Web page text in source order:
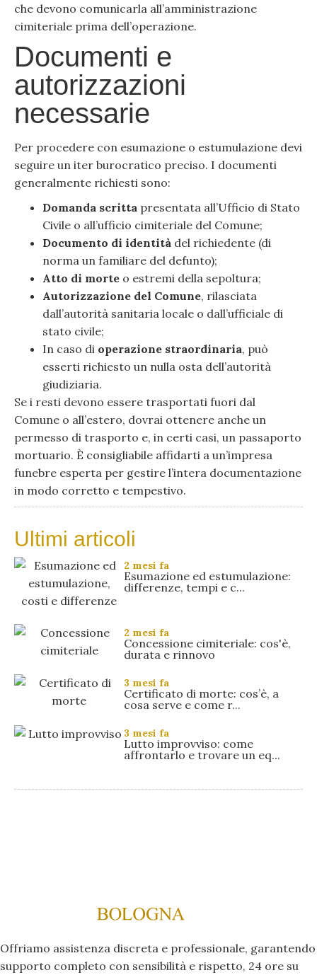
che devono comunicarla all’amministrazione
cimiteriale prima dell’operazione.
Documenti e
autorizzazioni
necessarie
Per procedere con esumazione o estumulazione devi
seguire un iter burocratico preciso. I documenti
generalmente richiesti sono:
Domanda scritta presentata all’Ufficio di Stato
Civile o all’ufficio cimiteriale del Comune;
Documento di identità del richiedente (di
norma un familiare del defunto);
Atto di morte o estremi della sepoltura;
Autorizzazione del Comune, rilasciata
dall’autorità sanitaria locale o dall’ufficiale di
stato civile;
In caso di operazione straordinaria, può
esserti richiesto un nulla osta dell’autorità
giudiziaria.
Se i resti devono essere trasportati fuori dal
Comune o all’estero, dovrai ottenere anche un
permesso di trasporto e, in certi casi, un passaporto
mortuario. È consigliabile affidarti a un’impresa
funebre esperta per gestire l’intera documentazione
in modo corretto e tempestivo.
Ultimi articoli
2 mesi fa
Esumazione ed estumulazione:
differenze, tempi e c...
2 mesi fa
Concessione cimiteriale: cos'è,
durata e rinnovo
3 mesi fa
Certificato di morte: cos’è, a
cosa serve e come r...
3 mesi fa
Lutto improvviso: come
affrontarlo e trovare un eq...
Offriamo assistenza discreta e professionale, garantendo
supporto completo con sensibilità e rispetto, 24 ore su